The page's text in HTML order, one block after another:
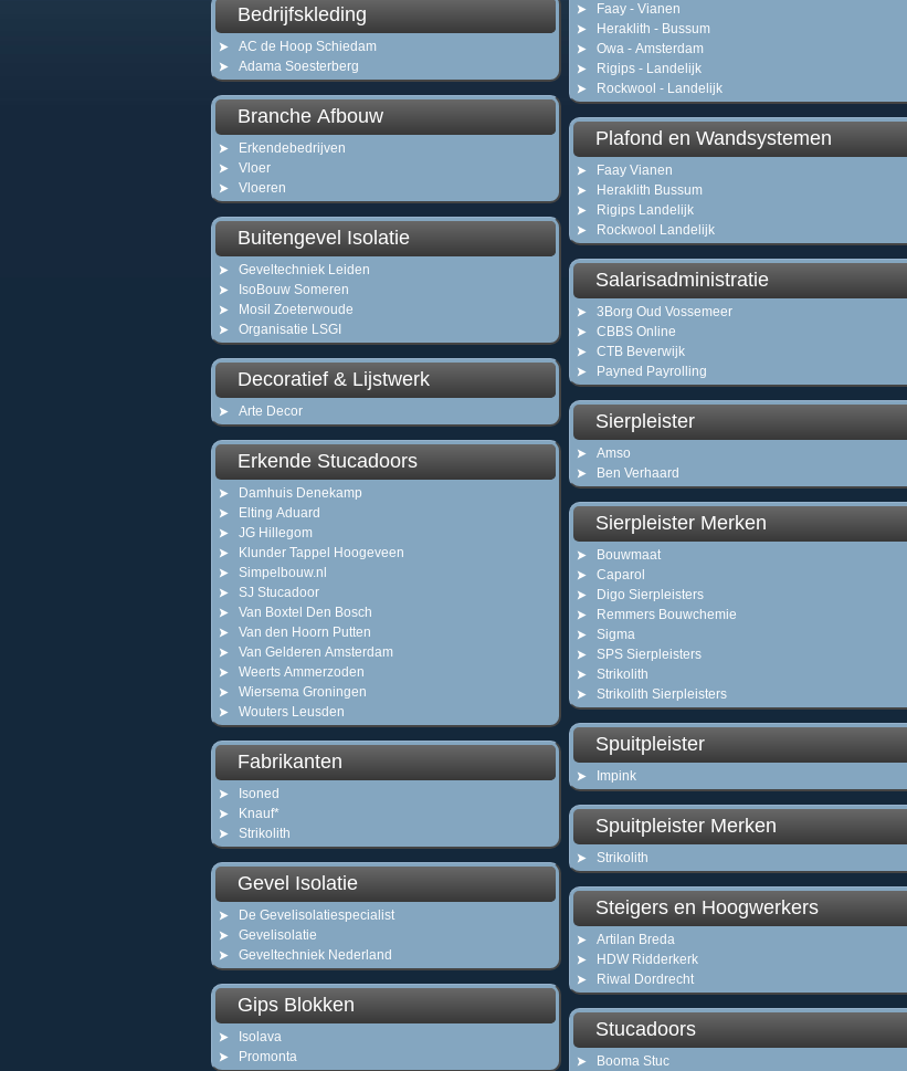
Bedrijfskleding
AC de Hoop Schiedam
Adama Soesterberg
Branche Afbouw
Erkendebedrijven
Vloer
Vloeren
Buitengevel Isolatie
Geveltechniek Leiden
IsoBouw Someren
Mosil Zoeterwoude
Organisatie LSGI
Decoratief & Lijstwerk
Arte Decor
Erkende Stucadoors
Damhuis Denekamp
Elting Aduard
JG Hillegom
Klunder Tappel Hoogeveen
Simpelbouw.nl
SJ Stucadoor
Van Boxtel Den Bosch
Van den Hoorn Putten
Van Gelderen Amsterdam
Weerts Ammerzoden
Wiersema Groningen
Wouters Leusden
Fabrikanten
Isoned
Knauf*
Strikolith
Gevel Isolatie
De Gevelisolatiespecialist
Gevelisolatie
Geveltechniek Nederland
Gips Blokken
Isolava
Promonta
Faay - Vianen
Heraklith - Bussum
Owa - Amsterdam
Rigips - Landelijk
Rockwool - Landelijk
Plafond en Wandsystemen
Faay Vianen
Heraklith Bussum
Rigips Landelijk
Rockwool Landelijk
Salarisadministratie
3Borg Oud Vossemeer
CBBS Online
CTB Beverwijk
Payned Payrolling
Sierpleister
Amso
Ben Verhaard
Sierpleister Merken
Bouwmaat
Caparol
Digo Sierpleisters
Remmers Bouwchemie
Sigma
SPS Sierpleisters
Strikolith
Strikolith Sierpleisters
Spuitpleister
Impink
Spuitpleister Merken
Strikolith
Steigers en Hoogwerkers
Artilan Breda
HDW Ridderkerk
Riwal Dordrecht
Stucadoors
Booma Stuc